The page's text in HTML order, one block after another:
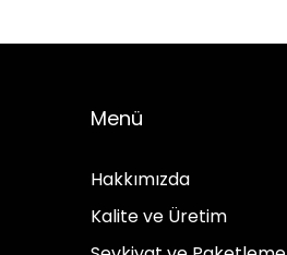
Menü
Hakkımızda
Kalite ve Üretim